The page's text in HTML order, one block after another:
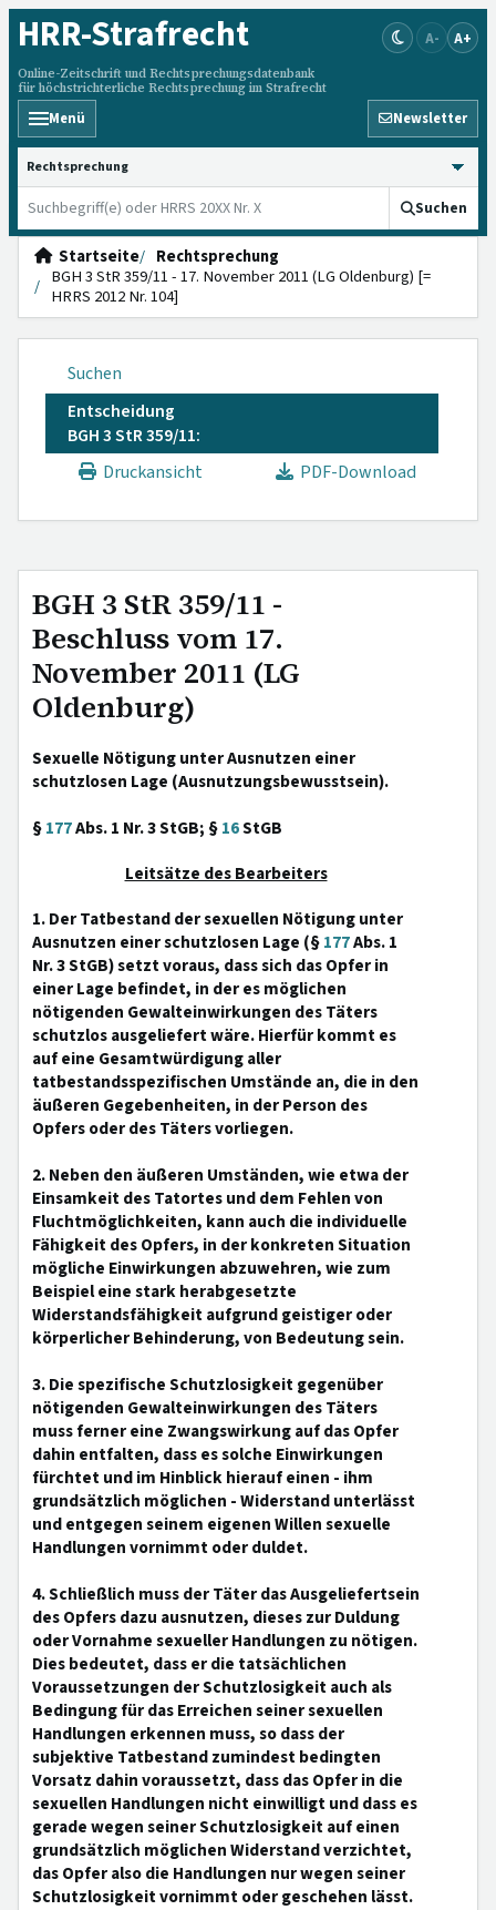
HRR-Strafrecht
Online-Zeitschrift und Rechtsprechungsdatenbank
für höchstrichterliche Rechtsprechung im Strafrecht
A- A+
Menü Newsletter
HRRS durchsuchen
Suchen
Startseite
Rechtsprechung
BGH 3 StR 359/11 - 17. November 2011 (LG Oldenburg) [=
HRRS 2012 Nr. 104]
Suchen
Entscheidung
BGH 3 StR 359/11:
Druckansicht
PDF-Download
BGH 3 StR 359/11 -
Beschluss vom 17.
November 2011 (LG
Oldenburg)
Sexuelle Nötigung unter Ausnutzen einer
schutzlosen Lage (Ausnutzungsbewusstsein).
§177Abs. 1 Nr. 3 StGB; §16StGB
Leitsätze des Bearbeiters
1. Der Tatbestand der sexuellen Nötigung unter
Ausnutzen einer schutzlosen Lage (§177Abs. 1
Nr. 3 StGB) setzt voraus, dass sich das Opfer in
einer Lage befindet, in der es möglichen
nötigenden Gewalteinwirkungen des Täters
schutzlos ausgeliefert wäre. Hierfür kommt es
auf eine Gesamtwürdigung aller
tatbestandsspezifischen Umstände an, die in den
äußeren Gegebenheiten, in der Person des
Opfers oder des Täters vorliegen.
2. Neben den äußeren Umständen, wie etwa der
Einsamkeit des Tatortes und dem Fehlen von
Fluchtmöglichkeiten, kann auch die individuelle
Fähigkeit des Opfers, in der konkreten Situation
mögliche Einwirkungen abzuwehren, wie zum
Beispiel eine stark herabgesetzte
Widerstandsfähigkeit aufgrund geistiger oder
körperlicher Behinderung, von Bedeutung sein.
3. Die spezifische Schutzlosigkeit gegenüber
nötigenden Gewalteinwirkungen des Täters
muss ferner eine Zwangswirkung auf das Opfer
dahin entfalten, dass es solche Einwirkungen
fürchtet und im Hinblick hierauf einen - ihm
grundsätzlich möglichen - Widerstand unterlässt
und entgegen seinem eigenen Willen sexuelle
Handlungen vornimmt oder duldet.
4. Schließlich muss der Täter das Ausgeliefertsein
des Opfers dazu ausnutzen, dieses zur Duldung
oder Vornahme sexueller Handlungen zu nötigen.
Dies bedeutet, dass er die tatsächlichen
Voraussetzungen der Schutzlosigkeit auch als
Bedingung für das Erreichen seiner sexuellen
Handlungen erkennen muss, so dass der
subjektive Tatbestand zumindest bedingten
Vorsatz dahin voraussetzt, dass das Opfer in die
sexuellen Handlungen nicht einwilligt und dass es
gerade wegen seiner Schutzlosigkeit auf einen
grundsätzlich möglichen Widerstand verzichtet,
das Opfer also die Handlungen nur wegen seiner
Schutzlosigkeit vornimmt oder geschehen lässt.